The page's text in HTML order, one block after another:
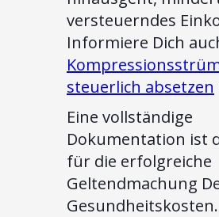
versteuerndes
Informiere Dich
steuerlich absetzen
Eine vollständige
Dokumentation ist
für die erfolgreiche
Geltendmachung
Gesundheitskosten.